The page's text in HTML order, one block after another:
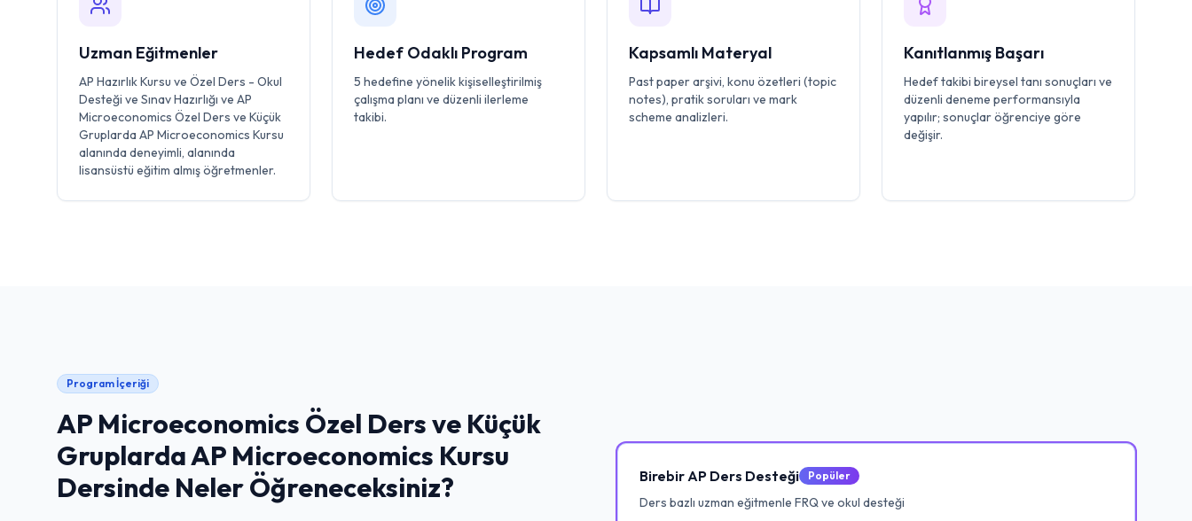
Uzman Eğitmenler
AP Hazırlık Kursu ve Özel Ders - Okul
Desteği ve Sınav Hazırlığı ve AP
Microeconomics Özel Ders ve Küçük
Gruplarda AP Microeconomics Kursu
alanında deneyimli, alanında
lisansüstü eğitim almış öğretmenler.
Hedef Odaklı Program
5 hedefine yönelik kişiselleştirilmiş
çalışma planı ve düzenli ilerleme
takibi.
Kapsamlı Materyal
Past paper arşivi, konu özetleri (topic
notes), pratik soruları ve mark
scheme analizleri.
Kanıtlanmış Başarı
Hedef takibi bireysel tanı sonuçları ve
düzenli deneme performansıyla
yapılır; sonuçlar öğrenciye göre
değişir.
Program İçeriği
AP Microeconomics Özel Ders ve Küçük
Gruplarda AP Microeconomics Kursu
Dersinde Neler Öğreneceksiniz?
Birebir AP Ders Desteği Popüler
Ders bazlı uzman eğitmenle FRQ ve okul desteği